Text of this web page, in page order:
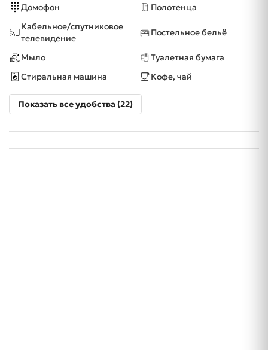
Домофон
Полотенца
Кабельное/спутниковое
телевидение
Постельное бельё
Мыло
Туалетная бумага
Стиральная машина
Кофе, чай
Показать все удобства (22)